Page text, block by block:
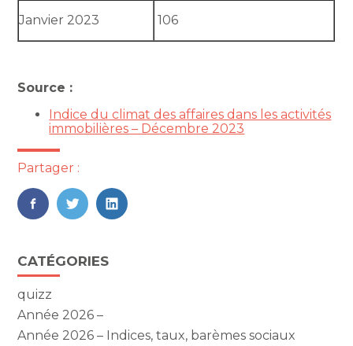
Janvier 2023 106
Source :
Indice du climat des affaires dans les activités
immobilières – Décembre 2023
Partager :
FaceBook
TwitterLinkedIn
Blog
sidebar
CATÉGORIES
quizz
Année 2026 –
Année 2026 – Indices, taux, barèmes sociaux